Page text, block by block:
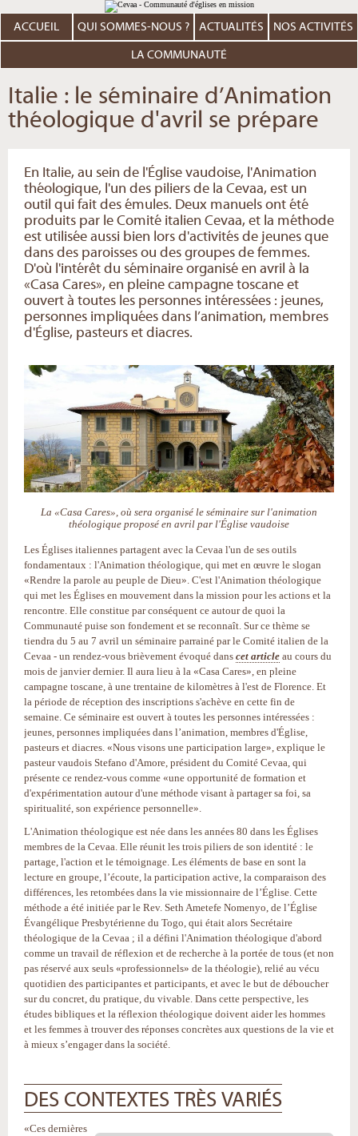
au
contenu.
Aller
personnels
ACCUEIL QUI SOMMES-NOUS ? ACTUALITÉS NOS ACTIVITÉS
LA COMMUNAUTÉ
Italie : le séminaire d’Animation
théologique d'avril se prépare
En Italie, au sein de l'Église vaudoise, l'Animation
théologique, l'un des piliers de la Cevaa, est un
outil qui fait des émules. Deux manuels ont été
produits par le Comité italien Cevaa, et la méthode
est utilisée aussi bien lors d'activités de jeunes que
dans des paroisses ou des groupes de femmes.
D'où l'intérêt du séminaire organisé en avril à la
«Casa Cares», en pleine campagne toscane et
ouvert à toutes les personnes intéressées : jeunes,
personnes impliquées dans l’animation, membres
d'Église, pasteurs et diacres.
La «Casa Cares», où sera organisé le séminaire sur l'animation
théologique proposé en avril par l'Église vaudoise
Les Églises italiennes partagent avec la Cevaa l'un de ses outils
fondamentaux : l'Animation théologique, qui met en œuvre le slogan
«Rendre la parole au peuple de Dieu». C'est l'Animation théologique
qui met les Églises en mouvement dans la mission pour les actions et la
rencontre. Elle constitue par conséquent ce autour de quoi la
Communauté puise son fondement et se reconnaît. Sur ce thème se
tiendra du 5 au 7 avril un séminaire parrainé par le Comité italien de la
Cevaa - un rendez-vous brièvement évoqué dans cet article au cours du
mois de janvier dernier. Il aura lieu à la «Casa Cares», en pleine
campagne toscane, à une trentaine de kilomètres à l'est de Florence. Et
la période de réception des inscriptions s'achève en cette fin de
semaine. Ce séminaire est ouvert à toutes les personnes intéressées :
jeunes, personnes impliquées dans l’animation, membres d'Église,
pasteurs et diacres. «Nous visons une participation large», explique le
pasteur vaudois Stefano d'Amore, président du Comité Cevaa, qui
présente ce rendez-vous comme «une opportunité de formation et
d'expérimentation autour d'une méthode visant à partager sa foi, sa
spiritualité, son expérience personnelle».
L'Animation théologique est née dans les années 80 dans les Églises
membres de la Cevaa. Elle réunit les trois piliers de son identité : le
partage, l'action et le témoignage. Les éléments de base en sont la
lecture en groupe, l’écoute, la participation active, la comparaison des
différences, les retombées dans la vie missionnaire de l’Église. Cette
méthode a été initiée par le Rev. Seth Ametefe Nomenyo, de l’Église
Évangélique Presbytérienne du Togo, qui était alors Secrétaire
théologique de la Cevaa ; il a défini l'Animation théologique d'abord
comme un travail de réflexion et de recherche à la portée de tous (et non
pas réservé aux seuls «professionnels» de la théologie), relié au vécu
quotidien des participantes et participants, et avec le but de déboucher
sur du concret, du pratique, du vivable. Dans cette perspective, les
études bibliques et la réflexion théologique doivent aider les hommes
et les femmes à trouver des réponses concrètes aux questions de la vie et
à mieux s’engager dans la société.
DES CONTEXTES TRÈS VARIÉS
«Ces dernières